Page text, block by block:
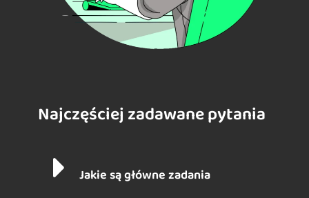
Najczęściej zadawane pytania
Jakie są główne zadania